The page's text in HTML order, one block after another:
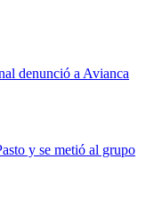
denunció a Avianca
y se metió al grupo